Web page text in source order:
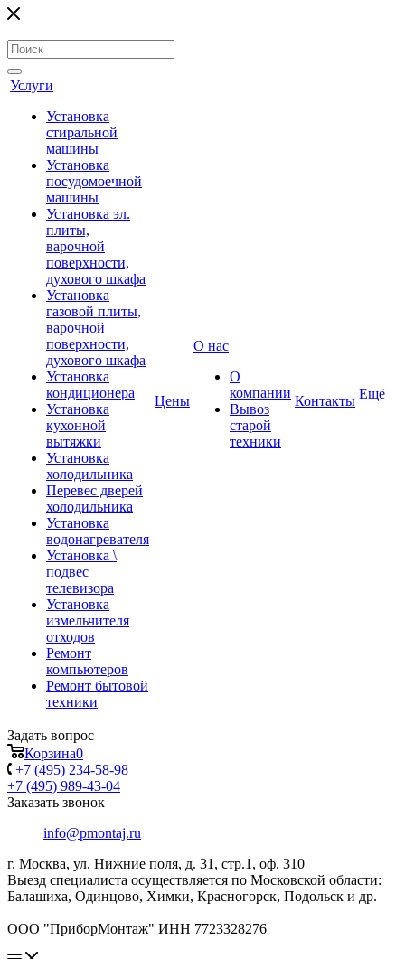
Услуги
Установка
стиральной
машины
Установка
посудомоечной
машины
Установка эл.
плиты,
варочной
поверхности,
духового шкафа
Установка
газовой плиты,
варочной
поверхности,
духового шкафа
Установка
кондиционера
Установка
кухонной
вытяжки
Установка
холодильника
Перевес дверей
холодильника
Установка
водонагревателя
Установка \
подвес
телевизора
Установка
измельчителя
отходов
Ремонт
компьютеров
Ремонт бытовой
техники
Цены
О нас
О
компании
Вывоз
старой
техники
Контакты Ещё
Задать вопрос
Корзина0
+7 (495) 234-58-98
+7 (495) 989-43-04
Заказать звонок
info@pmontaj.ru
г. Москва, ул. Нижние поля, д. 31, стр.1, оф. 310
Выезд специалиста осуществляется по Московской области:
Балашиха, Одинцово, Химки, Красногорск, Подольск и др.
ООО "ПриборМонтаж" ИНН 7723328276